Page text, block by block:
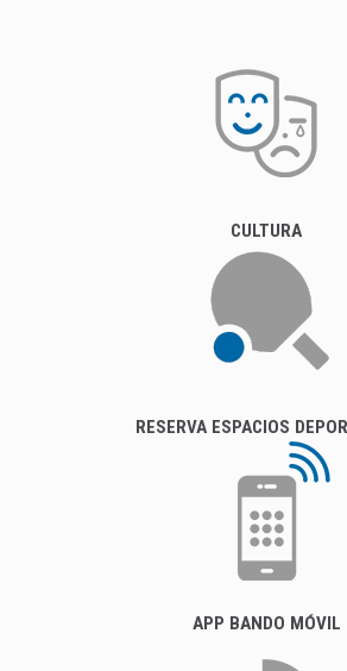
CULTURA
RESERVA ESPACIOS
APP BANDO MÓVIL